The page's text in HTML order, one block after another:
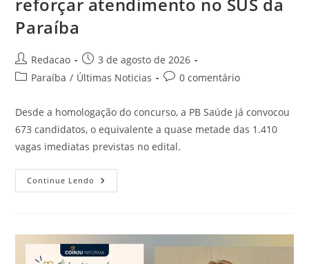
Paraíba
Redacao
3 de agosto de 2026
Paraíba / Últimas Noticias 0 comentário
Desde a homologação do concurso, a PB Saúde já convocou
673 candidatos, o equivalente a quase metade das 1.410
vagas imediatas previstas no edital.
Continue Lendo